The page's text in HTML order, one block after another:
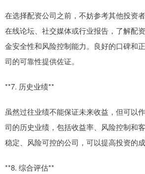
在选择配资公司之前，不妨参考其他投资
在线论坛、社交媒体或行业报告，了解配
金安全性和风险控制能力。良好的口碑和
司的可靠性提供佐证。
**7. 历史业绩**
虽然过往业绩不能保证未来收益，但可以
司的历史业绩，包括收益率、风险控制和
稳定、风险可控的公司，可以提高投资的成
**8. 综合评估**